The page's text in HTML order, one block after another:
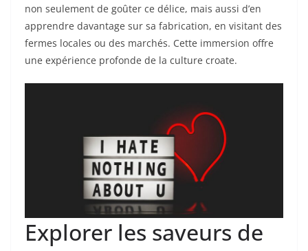
non seulement de goûter ce délice, mais aussi d’en
apprendre davantage sur sa fabrication, en visitant des
fermes locales ou des marchés. Cette immersion offre
une expérience profonde de la culture croate.
Explorer les saveurs de